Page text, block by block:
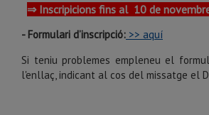
⇒ Inscripicions fins al 10 de
- Formulari d’inscripció: >> aquí
Si teniu problemes empleneu el
l'enllaç, indicant al cos del missatge el